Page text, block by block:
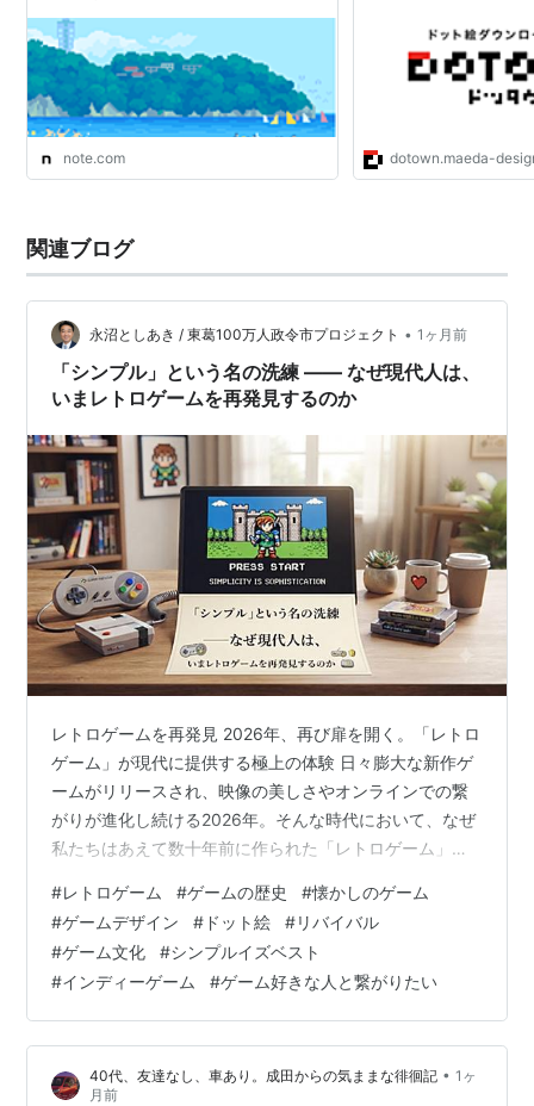
note.com dotown.maeda-
関連ブログ
永沼としあき / 東葛100万人政令市プロジェクト • 1ヶ月前
「シンプル」という名の洗練 ―― なぜ現代人は、
いまレトロゲームを再発見するのか
レトロゲームを再発見 2026年、再び扉を開く。「レトロ
ゲーム」が現代に提供する極上の体験 日々膨大な新作ゲ
ームがリリースされ、映像の美しさやオンラインでの繋
がりが進化し続ける2026年。そんな時代において、なぜ
私たちはあえて数十年前に作られた「レトロゲーム」に
をプレイする意義と、2026年現在の楽しみ方、そして注
目の復刻タイトルについて詳しく紐解いていきます。 な
ぜ今、レトロゲームなのか？ レトロゲームが持つ魅力
は、単なる「懐かしさ」だけではありません。現代のゲ
ームとは異なる、いくつかの本質的な価値があります。
1. 研ぎ澄まされた「シンプ…
#レトロゲーム #ゲームの歴史 #懐かしのゲーム
#ゲームデザイン # ドット絵 #リバイバル
#ゲーム文化 #シンプルイズベスト
#インディーゲーム #ゲーム好きな人と繋がりたい
40代、友達なし、車あり。成田からの気ままな徘徊記 • 1ヶ
月前